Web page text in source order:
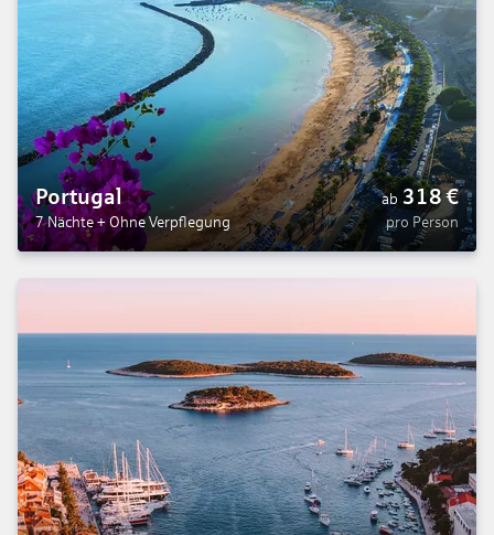
Portugal
7 Nächte+Ohne Verpflegung
ab 318€
pro Person